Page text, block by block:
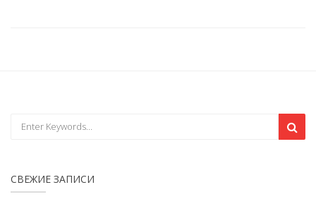
СВЕЖИЕ ЗАПИСИ